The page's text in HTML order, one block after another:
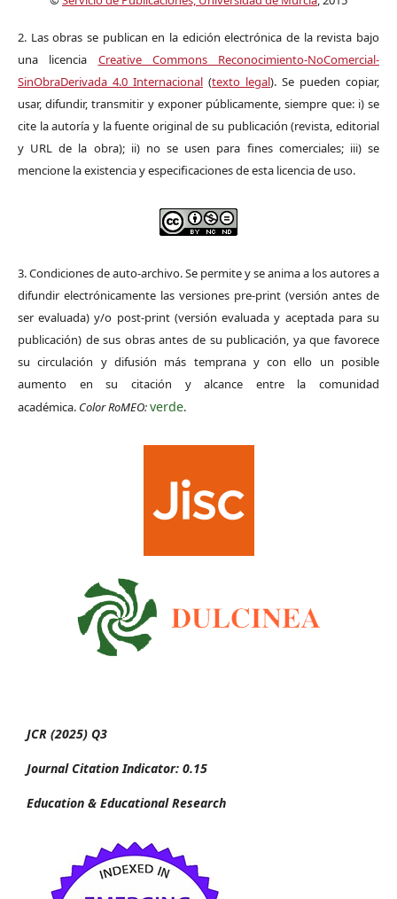
2. Las obras se publican en la edición electrónica de la revista bajo
una licencia Creative Commons Reconocimiento-NoComercial-
SinObraDerivada 4.0 Internacional (texto legal). Se pueden copiar,
usar, difundir, transmitir y exponer públicamente, siempre que: i) se
cite la autoría y la fuente original de su publicación (revista, editorial
y URL de la obra); ii) no se usen para fines comerciales; iii) se
mencione la existencia y especificaciones de esta licencia de uso.
3. Condiciones de auto-archivo. Se permite y se anima a los autores a
difundir electrónicamente las versiones pre-print (versión antes de
ser evaluada) y/o post-print (versión evaluada y aceptada para su
publicación) de sus obras antes de su publicación, ya que favorece
su circulación y difusión más temprana y con ello un posible
aumento en su citación y alcance entre la comunidad
académica. Color RoMEO:verde.
JCR (2025) Q3
Journal Citation Indicator: 0.15
Education & Educational Research